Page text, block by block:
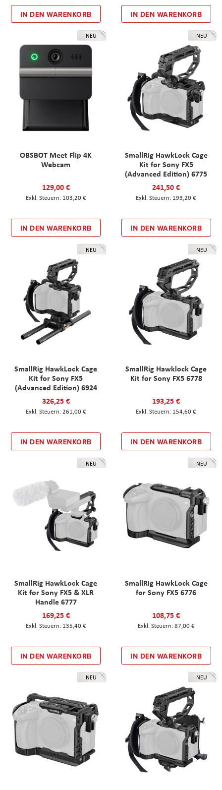
IN DEN WARENKORB IN DEN WARENKORB
NEU
OBSBOT Meet Flip 4K
Webcam
129,00 €
103,20 €
IN DEN WARENKORB
NEU
SmallRig HawkLock Cage
Kit for Sony FX5
(Advanced Edition) 6775
241,50 €
193,20 €
IN DEN WARENKORB
NEU
SmallRig HawkLock Cage
Kit for Sony FX5
(Advanced Edition) 6924
326,25 €
261,00 €
IN DEN WARENKORB
NEU
SmallRig Hawklock Cage
Kit for Sony FX5 6778
193,25 €
154,60 €
IN DEN WARENKORB
NEU
SmallRig HawkLock Cage
Kit for Sony FX5 & XLR
Handle 6777
169,25 €
135,40 €
IN DEN WARENKORB
NEU
SmallRig HawkLock Cage
for Sony FX5 6776
108,75 €
87,00 €
IN DEN WARENKORB
NEU NEU